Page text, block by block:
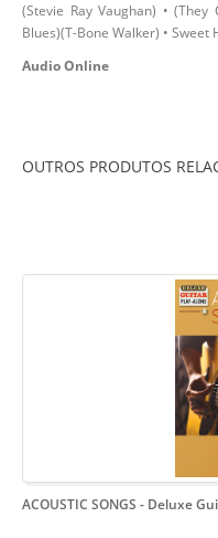
(Stevie Ray Vaughan) •
Blues)(T-Bone Walker) •
Audio Online
OUTROS PRODUTOS
ACOUSTIC SONGS - Deluxe